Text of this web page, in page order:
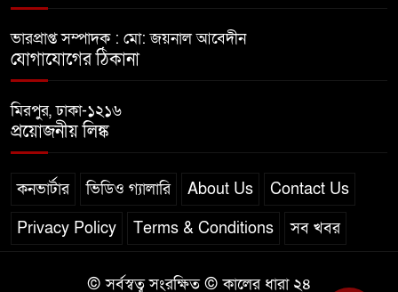
ভারপ্রাপ্ত সম্পাদক : মো: জয়নাল আবেদীন
যোগাযোগের ঠিকানা
মিরপুর, ঢাকা-১২১৬
প্রয়োজনীয় লিঙ্ক
কনভার্টার ভিডিও গ্যালারি About Us
Contact Us
Privacy Policy
Terms & Conditions সব খবর
© সর্বস্বত্ব সংরক্ষিত © কালের ধারা ২৪